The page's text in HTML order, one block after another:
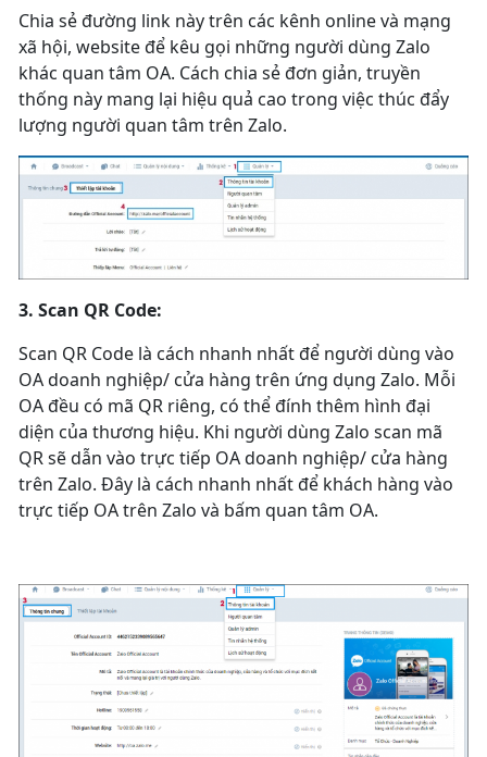
Chia sẻ đường link này trên các kênh online và mạng
xã hội, website để kêu gọi những người dùng Zalo
khác quan tâm OA. Cách chia sẻ đơn giản, truyền
thống này mang lại hiệu quả cao trong việc thúc đẩy
lượng người quan tâm trên Zalo.
3. Scan QR Code:
Scan QR Code là cách nhanh nhất để người dùng vào
OA doanh nghiệp/ cửa hàng trên ứng dụng Zalo. Mỗi
OA đều có mã QR riêng, có thể đính thêm hình đại
diện của thương hiệu. Khi người dùng Zalo scan mã
QR sẽ dẫn vào trực tiếp OA doanh nghiệp/ cửa hàng
trên Zalo. Đây là cách nhanh nhất để khách hàng vào
trực tiếp OA trên Zalo và bấm quan tâm OA.